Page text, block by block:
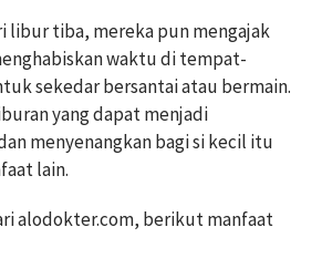
libur tiba, mereka pun mengajak
waktu di tempat-
sekedar bersantai atau bermain.
yang dapat menjadi
menyenangkan bagi si kecil itu
lain.
alodokter.com, berikut manfaat